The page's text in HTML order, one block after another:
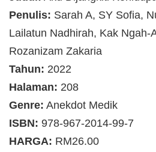
Penulis: Sarah A, SY Sofia,
Lailatun Nadhirah, Kak Ngah-
Rozanizam Zakaria
Tahun: 2022
Halaman: 208
Genre: Anekdot Medik
ISBN: 978-967-2014-99-7
HARGA: RM26.00